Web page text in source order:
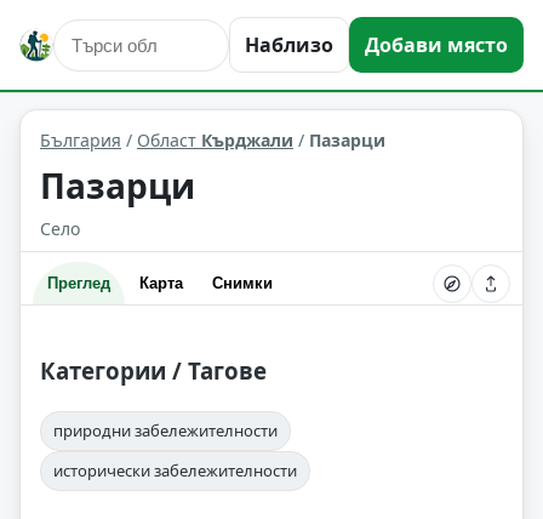
Наблизо Добави място
Пазарци Област: Кърджали
България / Област Кърджали / Пазарци
Пазарци
Село
Преглед Карта Снимки
Категории / Тагове
природни забележителности
исторически забележителности